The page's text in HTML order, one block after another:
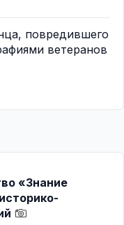
повредившего
ветеранов
«Знание